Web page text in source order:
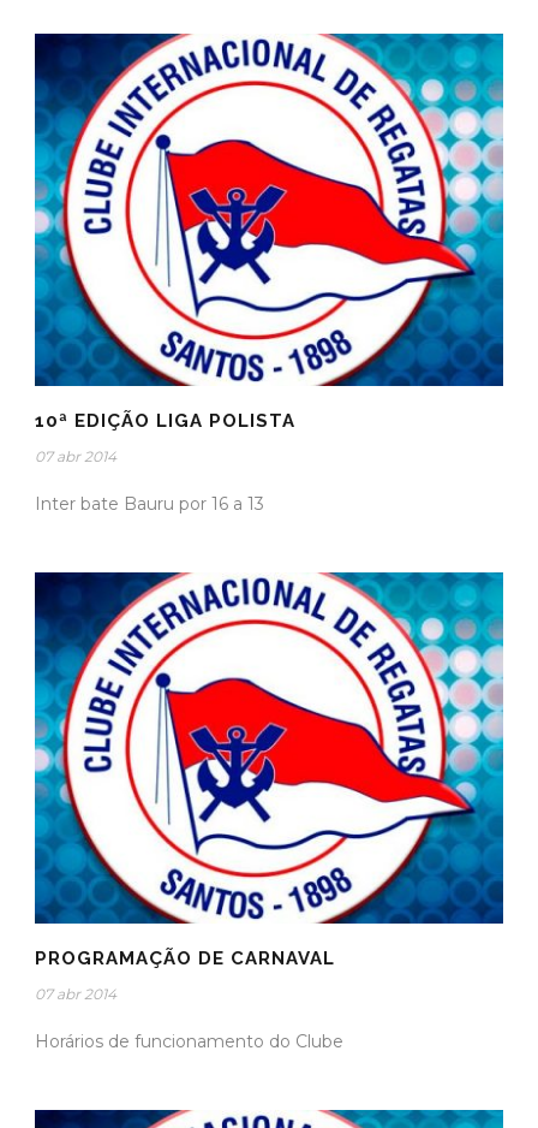
10ª EDIÇÃO LIGA POLISTA
07 abr 2014
Inter bate Bauru por 16 a 13
PROGRAMAÇÃO DE CARNAVAL
07 abr 2014
Horários de funcionamento do Clube